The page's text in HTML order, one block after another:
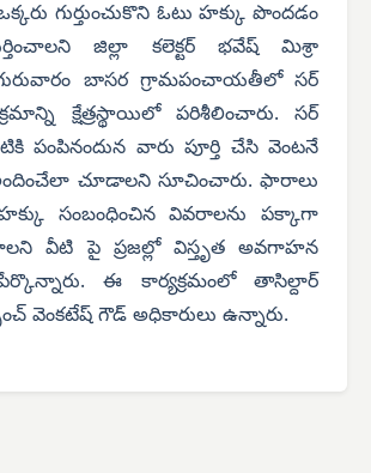
గుర్తుంచుకొని ఓటు హక్కు పొందడం
జిల్లా కలెక్టర్ భవేష్ మిశ్రా
బాసర గ్రామపంచాయతీలో సర్
క్షేత్రస్థాయిలో పరిశీలించారు. సర్
పంపినందున వారు పూర్తి చేసి వెంటనే
చూడాలని సూచించారు. ఫారాలు
సంబంధించిన వివరాలను పక్కాగా
వీటి పై ప్రజల్లో విస్తృత అవగాహన
ఈ కార్యక్రమంలో తాసిల్దార్
వెంకటేష్ గౌడ్ అధికారులు ఉన్నారు.